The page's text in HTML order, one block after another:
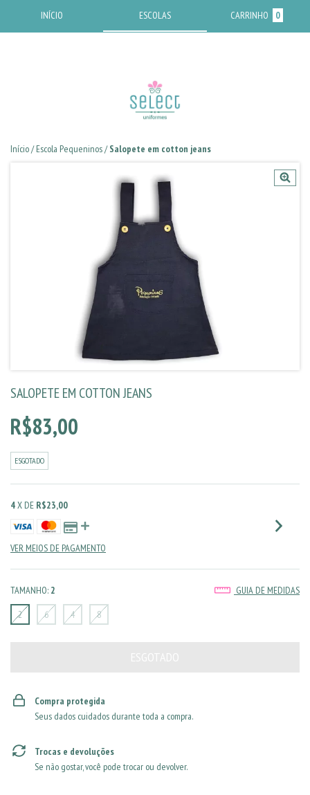
INÍCIO ESCOLAS CARRINHO 0
Início/ Escola Pequeninos/ Salopete em cotton jeans
SALOPETE EM COTTON JEANS
R$83,00
ESGOTADO
4X DE R$23,00
VER MEIOS DE PAGAMENTO
TAMANHO: 2
GUIA DE MEDIDAS
2
6 4 8
Compra protegida
Seus dados cuidados durante toda a compra.
Trocas e devoluções
Se não gostar, você pode trocar ou devolver.